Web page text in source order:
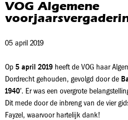
VOG Algemene
05 april 2019
Op 5 april 2019 heeft de VOG haar
Dordrecht gehouden, gevolgd door de
1940’. Er was een overgrote
Dit mede door de inbreng van de vier
Fayzel, waarvoor hartelijk dank!